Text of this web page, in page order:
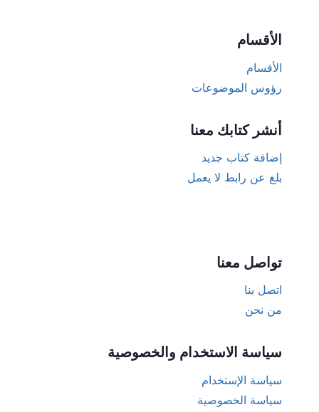
الأقسام
الأقسام
رؤوس الموضوعات
أنشر كتابك معنا
إضافة كتاب جديد
بلغ عن رابط لا يعمل
تواصل معنا
اتصل بنا
من نحن
سياسة الاستخدام والخصوصية
سياسة الإستخدام
سياسة الخصوصية